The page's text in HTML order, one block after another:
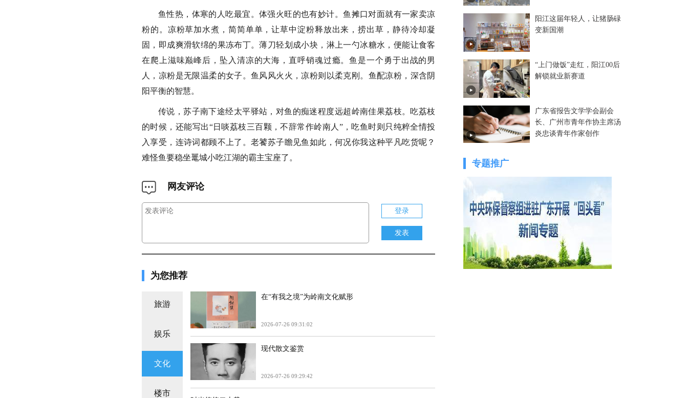
鱼性热，体寒的人吃最宜。体强火旺的也有妙计。鱼摊口对面就有一家卖凉
粉的。凉粉草加水煮，简简单单，让草中淀粉释放出来，捞出草，静待冷却凝
固，即成爽滑软绵的果冻布丁。薄刀轻划成小块，淋上一勺冰糖水，便能让食客
在爬上滋味巅峰后，坠入清凉的大海，直呼销魂过瘾。鱼是一个勇于出战的男
人，凉粉是无限温柔的女子。鱼风风火火，凉粉则以柔克刚。鱼配凉粉，深含阴
阳平衡的智慧。
传说，苏子南下途经太平驿站，对鱼的痴迷程度远超岭南佳果荔枝。吃荔枝
的时候，还能写出“日啖荔枝三百颗，不辞常作岭南人”，吃鱼时则只纯粹全情投
入享受，连诗词都顾不上了。老饕苏子瞻见鱼如此，何况你我这种平凡吃货呢？
难怪鱼要稳坐鼍城小吃江湖的霸主宝座了。
网友评论
登录
发表
为您推荐
旅游
娱乐
文化
楼市
在“有我之境”为岭南文化赋形
2026-07-26 09:31:02
现代散文鉴赏
2026-07-26 09:29:42
阳江这届年轻人，让猪肠碌
变新国潮
“上门做饭”走红，阳江00后
解锁就业新赛道
广东省报告文学学会副会
长、广州市青年作协主席汤
炎忠谈青年作家创作
专题推广